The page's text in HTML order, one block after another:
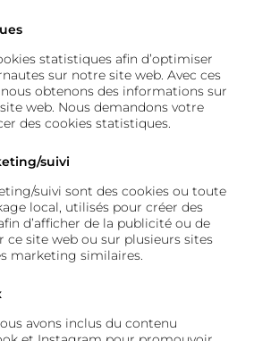
statistiques afin d’optimiser
sur notre site web. Avec ces
obtenons des informations sur
web. Nous demandons votre
des cookies statistiques.
suivi
suivi sont des cookies ou toute
local, utilisés pour créer des
d’afficher de la publicité ou de
ce site web ou sur plusieurs sites
marketing similaires.
avons inclus du contenu